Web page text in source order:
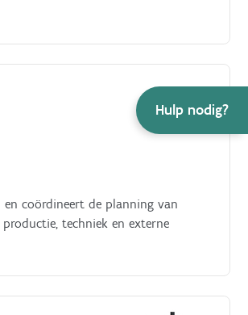
Hulp nodig?
en coördineert de planning van
techniek en externe